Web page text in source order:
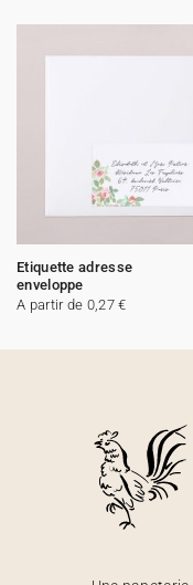
Etiquette adresse
enveloppe
A partir de 0,27 €